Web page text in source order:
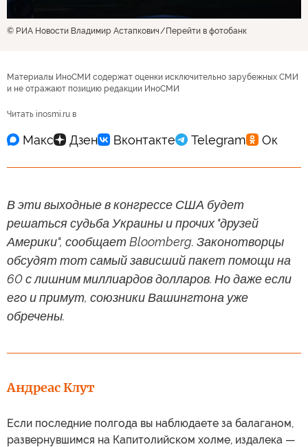
© РИА Новости Владимир Астапкович Перейти в фотобанк
Материалы ИноСМИ содержат оценки исключительно зарубежных СМИ
и не отражают позицию редакции ИноСМИ
Читать inosmi.ru в
В эти выходные в конгрессе США будет
решаться судьба Украины и прочих "друзей
Америки", сообщает Bloomberg. Законотворцы
обсудят тот самый зависший пакет помощи на
60 с лишним миллиардов долларов. Но даже если
его и примут, союзники Вашингтона уже
обречены.
Андреас Клут
Если последние полгода вы наблюдаете за балаганом,
развернувшимся на Капитолийском холме, издалека —